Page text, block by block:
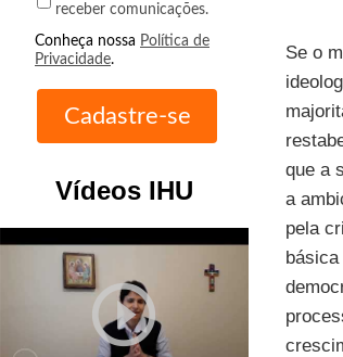
receber comunicações.
Conheça nossa Política de
Privacidade.
Vídeos IHU
play_circle_outline
Se o
que a
a
pela